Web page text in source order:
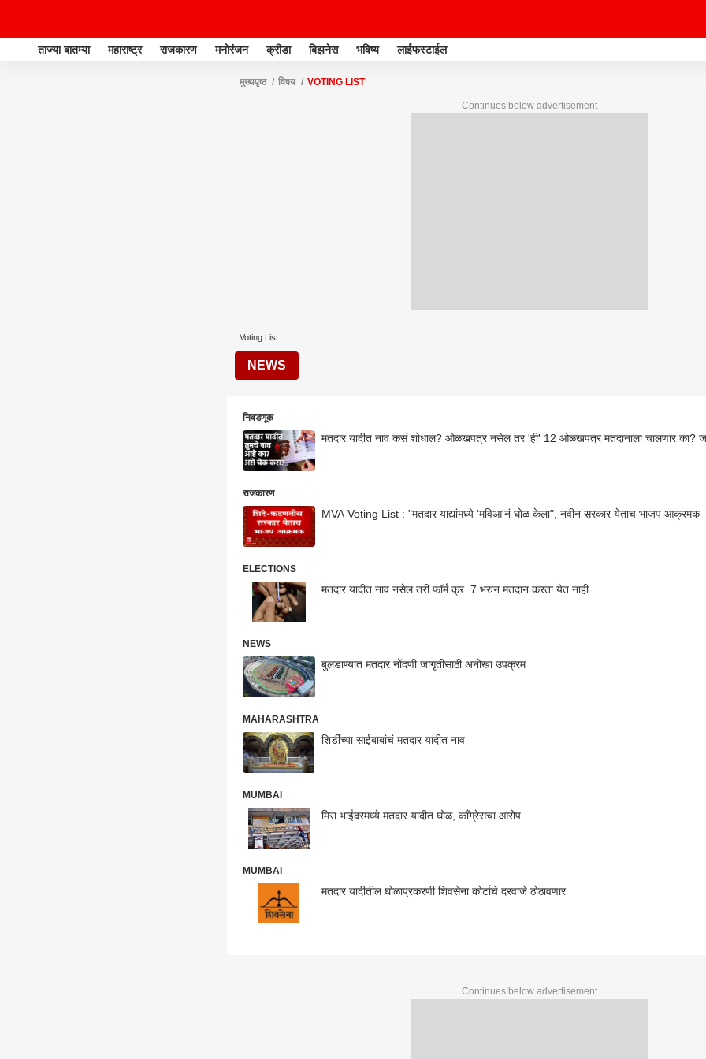
ताज्या बातम्या महाराष्ट्र राजकारण मनोरंजन क्रीडा बिझनेस भविष्य लाईफस्टाईल
मुख्यपृष्ठ विषय VOTING LIST
Continues below advertisement
Voting List
NEWS
निवडणूक
मतदार यादीत नाव कसं शोधाल? ओळखपत्र नसेल तर 'ही' 12 ओळखपत्र मतदानाला चालणार का?
राजकारण
MVA Voting List : "मतदार याद्यांमध्ये 'मविआ'नं घोळ केला", नवीन सरकार येताच भाजप आक्रमक
ELECTIONS
मतदार यादीत नाव नसेल तरी फॉर्म क्र. 7 भरुन मतदान करता येत नाही
NEWS
बुलडाण्यात मतदार नोंदणी जागृतीसाठी अनोखा उपक्रम
MAHARASHTRA
शिर्डीच्या साईबाबांचं मतदार यादीत नाव
MUMBAI
मिरा भाईंदरमध्ये मतदार यादीत घोळ, काँग्रेसचा आरोप
MUMBAI
मतदार यादीतील घोळाप्रकरणी शिवसेना कोर्टाचे दरवाजे ठोठावणार
Continues below advertisement